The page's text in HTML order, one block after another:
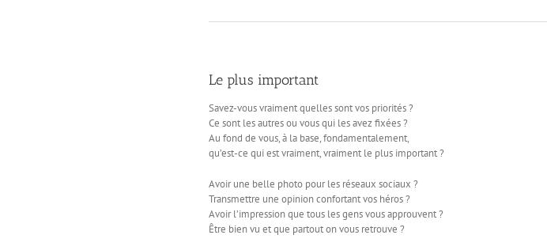
Le plus important
Savez-vous vraiment quelles sont vos priorités ?
Ce sont les autres ou vous qui les avez fixées ?
Au fond de vous, à la base, fondamentalement,
qu’est-ce qui est vraiment, vraiment le plus important ?
Avoir une belle photo pour les réseaux sociaux ?
Transmettre une opinion confortant vos héros ?
Avoir l’impression que tous les gens vous approuvent ?
Être bien vu et que partout on vous retrouve ?